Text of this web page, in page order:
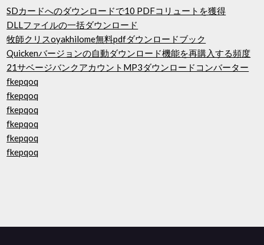
SDカードへのダウンロードで10 PDFコリュートを獲得
DLLファイルの一括ダウンロード
牧師クリスoyakhilome無料pdfダウンロードブック
Quickenバージョンの自動ダウンロード機能を再購入する頻度
21サベージバンクアカウントMP3ダウンロードコンバーター
fkepqoq
fkepqoq
fkepqoq
fkepqoq
fkepqoq
fkepqoq